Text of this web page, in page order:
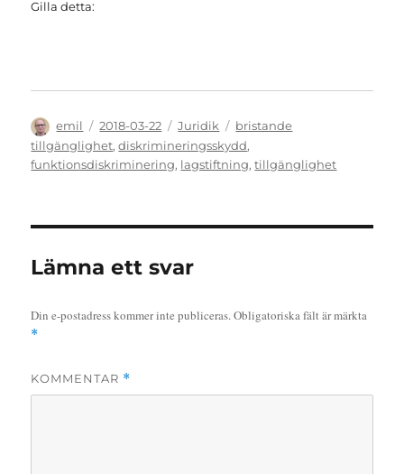
Gilla detta:
Författare
emil
Publicerat
den
2018-03-22 Kategorier
Juridik Etiketter
bristande
tillgänglighet,diskrimineringsskydd,
funktionsdiskriminering, lagstiftning,tillgänglighet
Lämna ett svar
Din e-postadress kommer inte publiceras. Obligatoriska fält är märkta
*
KOMMENTAR *